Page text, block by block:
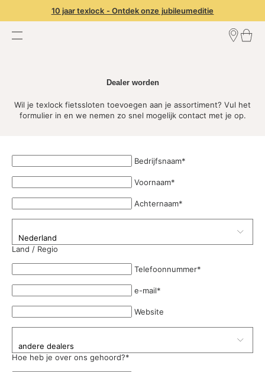
10 jaar texlock - Ontdek onze jubileumeditie
Dealer worden
Wil je texlock fietssloten toevoegen aan je assortiment? Vul het
formulier in en we nemen zo snel mogelijk contact met je op.
Bedrijfsnaam*
Voornaam*
Achternaam*
Land / Regio
Telefoonnummer*
e-mail*
Website
Hoe heb je over ons gehoord?*